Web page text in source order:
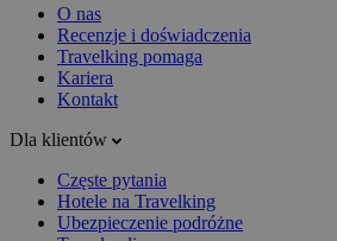
O nas
Recenzje i doświadczenia
Travelking pomaga
Kariera
Kontakt
Dla klientów
Częste pytania
Hotele na Travelking
Ubezpieczenie podróżne